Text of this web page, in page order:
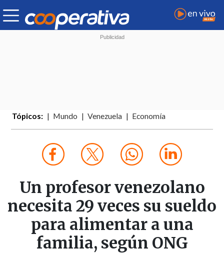
Tópicos: Mundo Venezuela Economía
Un profesor venezolano
necesita 29 veces su sueldo
para alimentar a una
familia, según ONG